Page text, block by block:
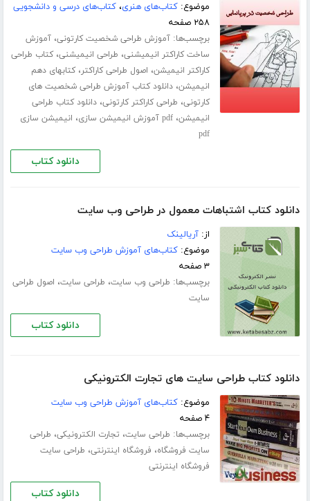
موضوع:کتاب‌های هنری،کتاب‌های درسی و دانشجویی
۲۵۸ صفحه
برچسب‌ها:آموزش طراحی شخصیت کارتونی،آموزش
ساخت کاراکتر انیمیشنی، طراحی انیمیشنی،کتاب طراحی
کاراکتر انیمیشن، اصول طراحی کاراکتر،کتابهای دهم
انیمیشن،دانلود کتاب آموزش طراحی شخصیت های
کارتونی، طراحی کاراکتر کارتونی،دانلود کتاب طراحی
انیمیشن،pdf آموزش انیمیشن سازی ، انیمیشن سازی
pdf
دانلود کتاب
دانلود کتاب اشتباهات معمول در طراحی وب سایت
از:آریالینک
موضوع:کتاب‌های آموزش طراحی وب سایت
۳ صفحه
برچسب‌ها: طراحی وب سایت، طراحی سایت، اصول طراحی
سایت
دانلود کتاب
دانلود کتاب طراحی سایت های تجارت الکترونیکی
موضوع:کتاب‌های آموزش طراحی وب سایت
۴ صفحه
برچسب‌ها: طراحی سایت، تجارت الکترونیکی، طراحی
سایت فروشگاه، فروشگاه اینترنتی، طراحی سایت
فروشگاه اینترنتی
دانلود کتاب